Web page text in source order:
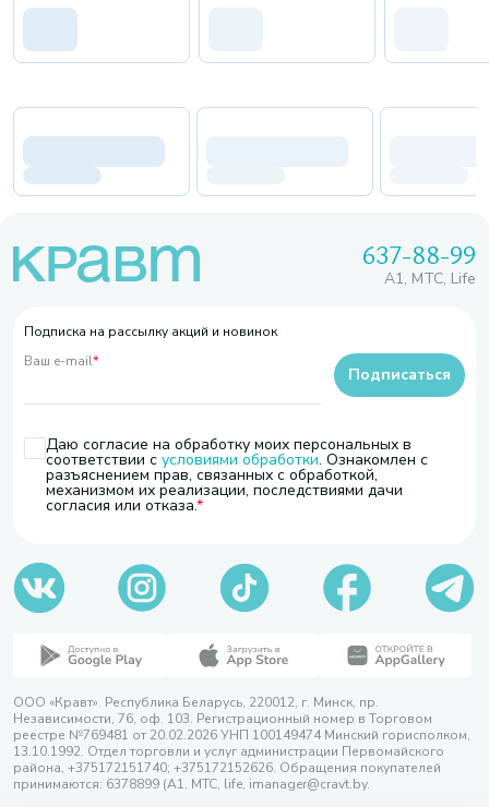
637-88-99
A1, МТС, Life
Подписка на рассылку акций и новинок
Ваш e-mail*
Даю согласие на обработку моих персональных в
соответствии с условиями обработки. Ознакомлен с
разъяснением прав, связанных с обработкой,
механизмом их реализации, последствиями дачи
согласия или отказа.
Подписаться
ООО «Кравт». Республика Беларусь, 220012, г. Минск, пр.
Независимости, 76, оф. 103. Регистрационный номер в Торговом
реестре №769481 от 20.02.2026 УНП 100149474 Минский горисполком,
13.10.1992. Отдел торговли и услуг администрации Первомайского
района, +375172151740; +375172152626. Обращения покупателей
принимаются: 6378899 (А1, МТС, life, imanager@cravt.by.